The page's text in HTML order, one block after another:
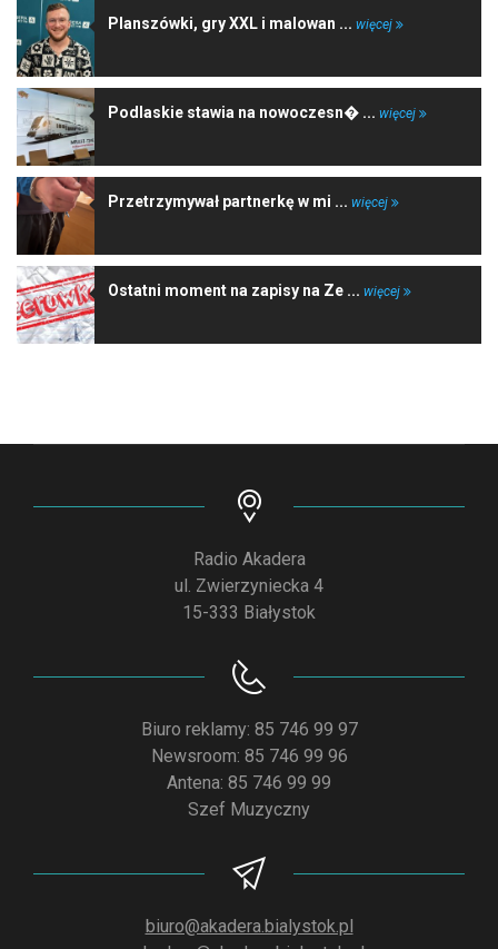
Planszówki, gry XXL i malowan ... więcej
Podlaskie stawia na nowoczesn� ... więcej
Przetrzymywał partnerkę w mi ... więcej
Ostatni moment na zapisy na Ze ... więcej
Radio Akadera
ul. Zwierzyniecka 4
15-333 Białystok
Biuro reklamy: 85 746 99 97
Newsroom: 85 746 99 96
Antena: 85 746 99 99
Szef Muzyczny
biuro@akadera.bialystok.pl